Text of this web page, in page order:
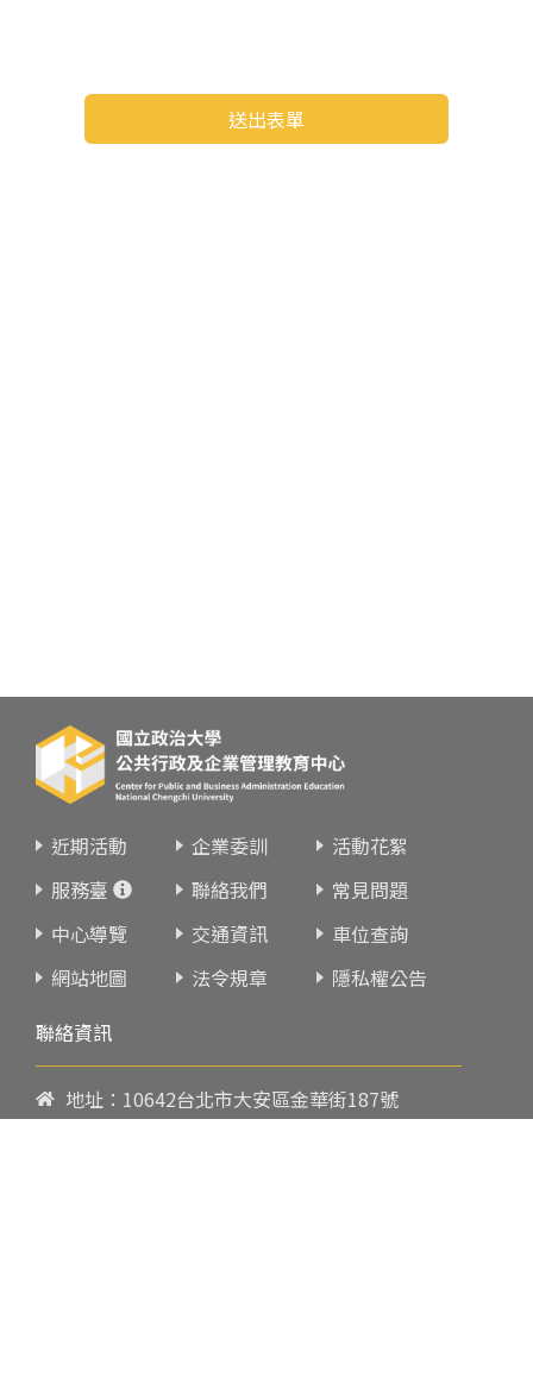
送出表單
近期活動 企業委訓
活動花絮
服務臺
聯絡我們
常見問題
中心導覽
交通資訊
車位查詢
網站地圖
法令規章
隱私權公告
聯絡資訊
地址：10642台北市大安區金華街187號